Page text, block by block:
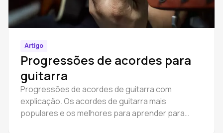
Artigo
Progressões de acordes para
guitarra
Progressões de acordes de guitarra com
explicação. Os acordes de guitarra mais
populares e os melhores para aprender para